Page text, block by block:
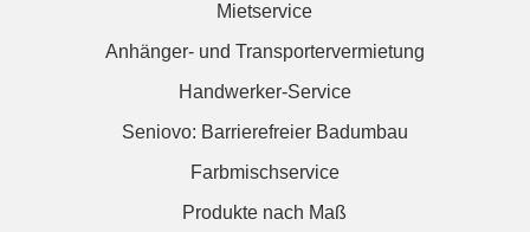
Mietservice
Anhänger- und Transportervermietung
Handwerker-Service
Seniovo: Barrierefreier Badumbau
Farbmischservice
Produkte nach Maß